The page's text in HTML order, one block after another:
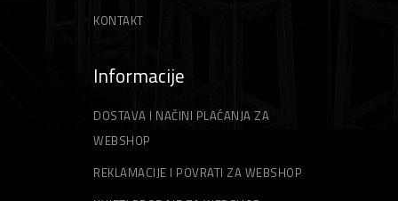
KONTAKT
Informacije
DOSTAVA I NAČINI PLAĆANJA ZA
WEBSHOP
REKLAMACIJE I POVRATI ZA WEBSHOP